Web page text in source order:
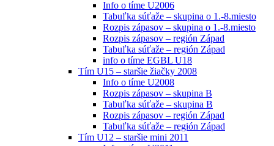
Info o tíme U2006
Tabuľka súťaže – skupina o 1.-8.miesto
Rozpis zápasov – skupina o 1.-8.miesto
Rozpis zápasov – región Západ
Tabuľka súťaže – región Západ
info o tíme EGBL U18
Tím U15 – staršie žiačky 2008
Info o tíme U2008
Rozpis zápasov – skupina B
Tabuľka súťaže – skupina B
Rozpis zápasov – región Západ
Tabuľka súťaže – región Západ
Tím U12 – staršie mini 2011